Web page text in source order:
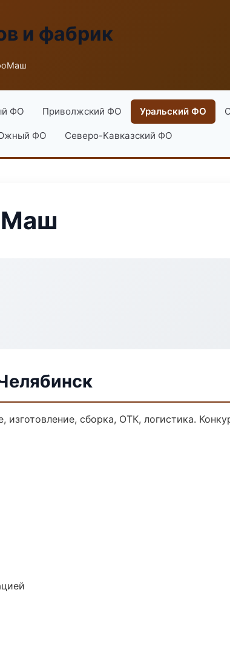
и фабрик
ФО Приволжский ФО Уральский ФО
ФО Северо-Кавказский ФО
сборка, ОТК, логистика.